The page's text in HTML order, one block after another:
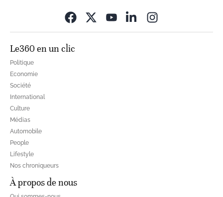
Le360 en un clic
Politique
Economie
Société
International
Culture
Médias
Automobile
People
Lifestyle
Nos chroniqueurs
À propos de nous